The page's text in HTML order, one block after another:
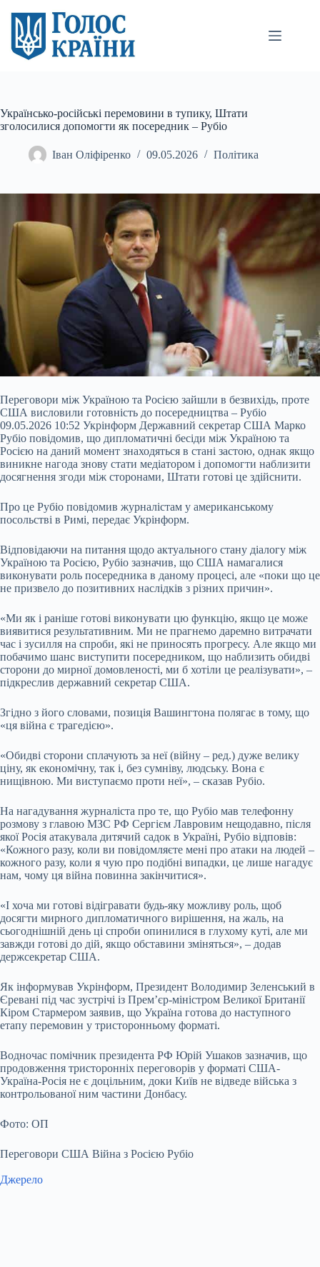
вмісту
Українсько-російські перемовини в тупику, Штати
зголосилися допомогти як посередник – Рубіо
Іван Оліфіренко 09.05.2026 Політика
Переговори між Україною та Росією зайшли в безвихідь, проте
США висловили готовність до посередництва – Рубіо
09.05.2026 10:52 Укрінформ Державний секретар США Марко
Рубіо повідомив, що дипломатичні бесіди між Україною та
Росією на даний момент знаходяться в стані застою, однак якщо
виникне нагода знову стати медіатором і допомогти наблизити
досягнення згоди між сторонами, Штати готові це здійснити.
Про це Рубіо повідомив журналістам у американському
посольстві в Римі, передає Укрінформ.
Відповідаючи на питання щодо актуального стану діалогу між
Україною та Росією, Рубіо зазначив, що США намагалися
виконувати роль посередника в даному процесі, але «поки що це
не призвело до позитивних наслідків з різних причин».
«Ми як і раніше готові виконувати цю функцію, якщо це може
виявитися результативним. Ми не прагнемо даремно витрачати
час і зусилля на спроби, які не приносять прогресу. Але якщо ми
побачимо шанс виступити посередником, що наблизить обидві
сторони до мирної домовленості, ми б хотіли це реалізувати», –
підкреслив державний секретар США.
Згідно з його словами, позиція Вашингтона полягає в тому, що
«ця війна є трагедією».
«Обидві сторони сплачують за неї (війну – ред.) дуже велику
ціну, як економічну, так і, без сумніву, людську. Вона є
нищівною. Ми виступаємо проти неї», – сказав Рубіо.
На нагадування журналіста про те, що Рубіо мав телефонну
розмову з главою МЗС РФ Сергієм Лавровим нещодавно, після
якої Росія атакувала дитячий садок в Україні, Рубіо відповів:
«Кожного разу, коли ви повідомляєте мені про атаки на людей –
кожного разу, коли я чую про подібні випадки, це лише нагадує
нам, чому ця війна повинна закінчитися».
«І хоча ми готові відігравати будь-яку можливу роль, щоб
досягти мирного дипломатичного вирішення, на жаль, на
сьогоднішній день ці спроби опинилися в глухому куті, але ми
завжди готові до дій, якщо обставини зміняться», – додав
держсекретар США.
Як інформував Укрінформ, Президент Володимир Зеленський в
Єревані під час зустрічі із Прем’єр-міністром Великої Британії
Кіром Стармером заявив, що Україна готова до наступного
етапу перемовин у тристоронньому форматі.
Водночас помічник президента РФ Юрій Ушаков зазначив, що
продовження тристоронніх переговорів у форматі США-
Україна-Росія не є доцільним, доки Київ не відведе війська з
контрольованої ним частини Донбасу.
Фото: ОП
Переговори США Війна з Росією Рубіо
Джерело